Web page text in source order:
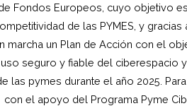
Fondos Europeos, cuyo objetivo
de las PYMES, y gracias
marcha un Plan de Acción con el
seguro y fiable del ciberespacio
las pymes durante el año 2025.
con el apoyo del Programa Pyme